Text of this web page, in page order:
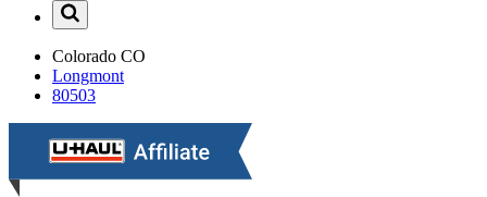
Colorado CO
Longmont
80503